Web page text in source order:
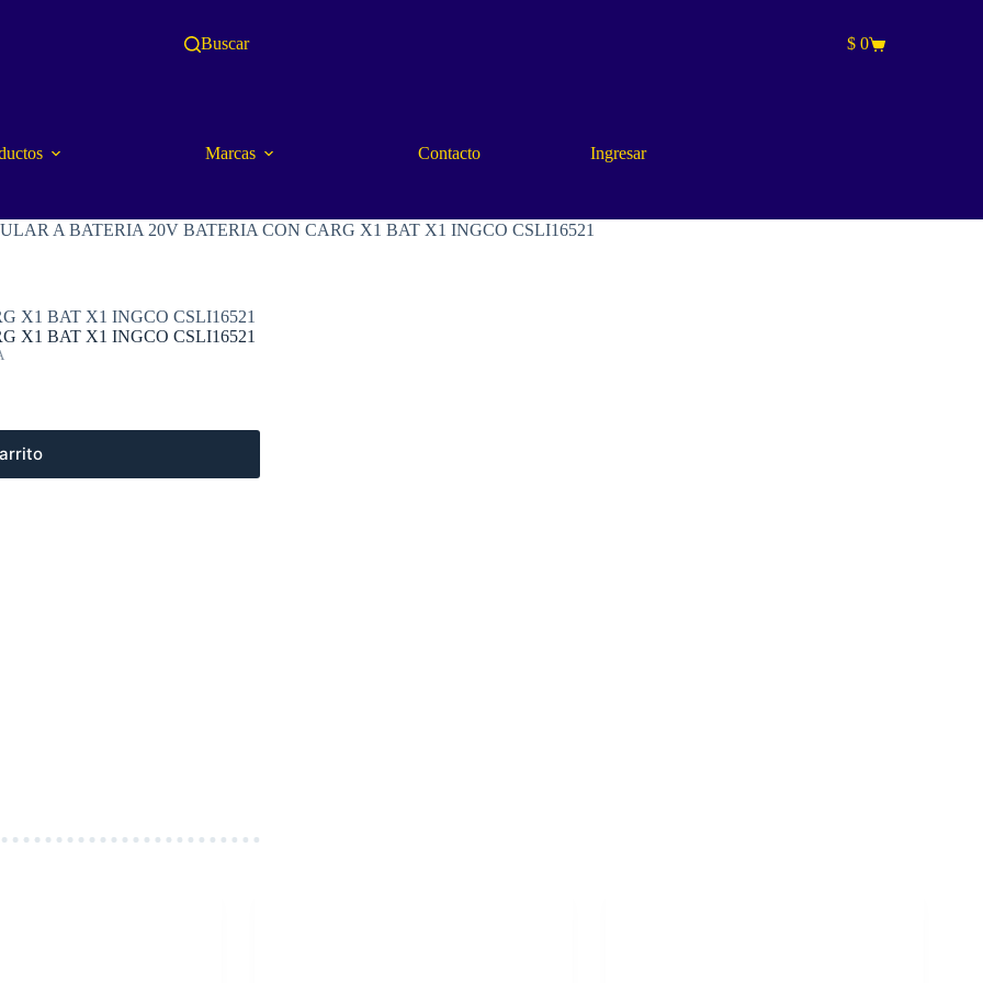
Buscar
Carro
$ 0
Marcas Contacto Ingresar
A BATERIA 20V BATERIA CON CARG X1 BAT X1 INGCO CSLI16521
X1 BAT X1 INGCO CSLI16521
X1 BAT X1 INGCO CSLI16521